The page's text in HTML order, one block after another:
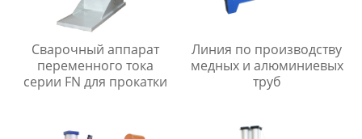
Сварочный аппарат
переменного тока
серии FN для прокатки
Линия по производству
медных и алюминиевых
труб